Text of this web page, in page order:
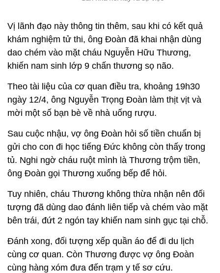
Vị lãnh đạo này thông tin thêm, sau khi có kết quả
khám nghiệm tử thi, ông Đoàn đã khai nhận dùng
dao chém vào mặt cháu Nguyễn Hữu Thương,
khiến nam sinh lớp 9 chấn thương sọ não.
Theo tài liệu của cơ quan điều tra, khoảng 19h30
ngày 12/4, ông Nguyễn Trọng Đoàn làm thịt vịt và
mời một số bạn bè về nhà uống rượu.
Sau cuộc nhậu, vợ ông Đoàn hỏi số tiền chuẩn bị
gửi cho con đi học tiếng Đức không còn thấy trong
tủ. Nghi ngờ cháu ruột mình là Thương trộm tiền,
ông Đoàn gọi Thương xuống bếp để hỏi.
Tuy nhiên, cháu Thương không thừa nhận nên đối
tượng đã dùng dao đánh liên tiếp và chém vào mặt
bên trái, đứt 2 ngón tay khiến nam sinh gục tại chỗ.
Đánh xong, đối tượng xếp quần áo để đi du lịch
cùng cơ quan. Còn Thương được vợ ông Đoàn
cùng hàng xóm đưa đến trạm y tế sơ cứu.